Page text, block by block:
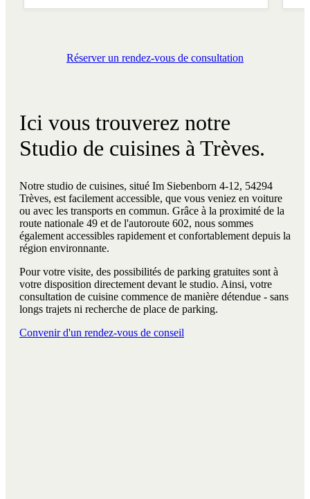
Réserver un rendez-vous de consultation
Ici vous trouverez notre
Studio de cuisines à Trèves.
Notre studio de cuisines, situé Im Siebenborn 4-12, 54294
Trèves, est facilement accessible, que vous veniez en voiture
ou avec les transports en commun. Grâce à la proximité de la
route nationale 49 et de l'autoroute 602, nous sommes
également accessibles rapidement et confortablement depuis la
région environnante.
Pour votre visite, des possibilités de parking gratuites sont à
votre disposition directement devant le studio. Ainsi, votre
consultation de cuisine commence de manière détendue - sans
longs trajets ni recherche de place de parking.
Convenir d'un rendez-vous de conseil